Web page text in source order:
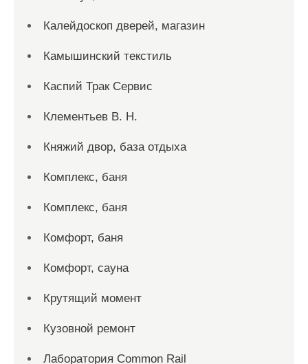
Калейдоскоп дверей, магазин
Камышинский текстиль
Каспий Трак Сервис
Клементьев В. Н.
Княжий двор, база отдыха
Комплекс, баня
Комплекс, баня
Комфорт, баня
Комфорт, сауна
Крутящий момент
Кузовной ремонт
Лаборатория Common Rail